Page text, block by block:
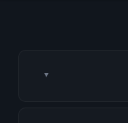
▼